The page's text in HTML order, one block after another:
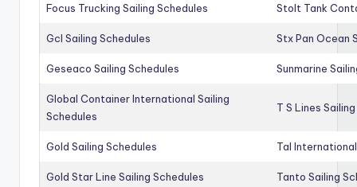
Focus Trucking Sailing Schedules Stolt Tank
Gcl Sailing Schedules Stx Pan Ocean
Geseaco Sailing Schedules Sunmarine
Global Container International Sailing
Schedules
T S Lines
Gold Sailing Schedules Tal
Gold Star Line Sailing Schedules Tanto Sailing